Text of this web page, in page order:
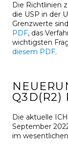
Die Richtlinien
die USP in der
Grenzwerte
PDF, das
wichtigsten
diesem PDF.
Q3D(R2)
Die aktuelle
September
im